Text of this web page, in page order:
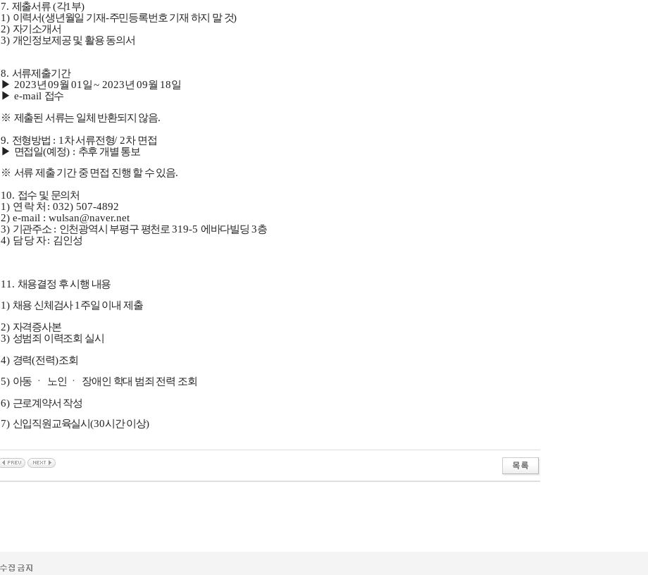
7. 제출서류(각1부)
1) 이력서(생년월일 기재-주민등록번호 기재 하지 말 것)
2) 자기소개서
3) 개인정보제공 및 활용 동의서
8. 서류제출기간
▶ 2023년09월 01 일~ 2023년 09월 18일
▶ e-mail 접수
※ 제출된 서류는 일체 반환되지 않음.
9. 전형방법 : 1 차 서류전형/ 2차 면접
▶ 면접일(예정) : 추후 개별 통보
※ 서류 제출 기간 중 면접 진행 할 수 있음.
10. 접수 및 문의처
1) 연 락 처 : 032) 507-4892
2) e-mail : wulsan@naver.net
3) 기관주소 : 인천광역시 부평구 평천로319-5 에바다빌딩 3층
4) 담 당 자: 김인성
11. 채용결정 후 시행 내용
1) 채용 신체검사1주일 이내 제출
2) 자격증사본
3) 성범죄 이력조회 실시
4) 경력(전력)조회
5) 아동 ㆍ 노인 ㆍ 장애인 학대 범죄 전력 조회
6) 근로계약서 작성
7) 신입직원교육실시(30시간 이상)